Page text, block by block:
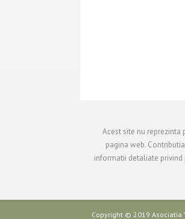
Acest site nu
pagina web.
informatii detaliate privind
Copyright © 2019 Asociatia